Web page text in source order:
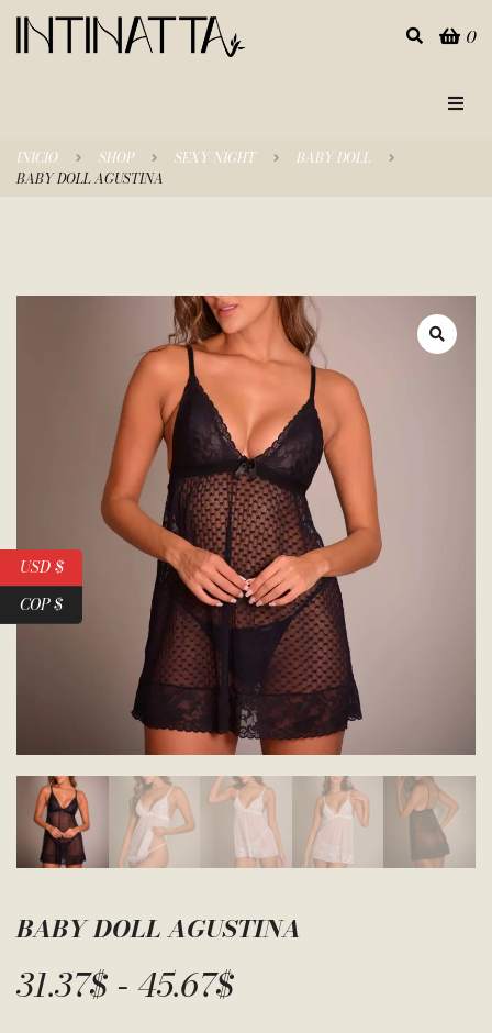
Inicio
Empresa
0
INICIO SHOP SEXY NIGHT
BABY DOLL
BABY DOLL AGUSTINA
BABY DOLL AGUSTINA
31.37$ - 45.67$
USD $
COP $